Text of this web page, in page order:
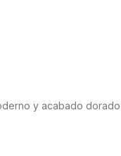
y acabado dorado